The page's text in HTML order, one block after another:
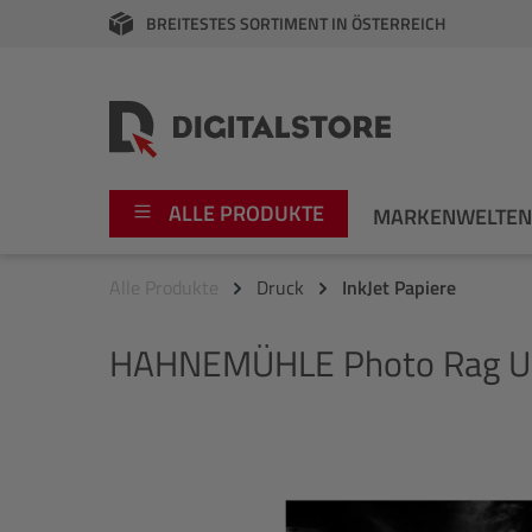
Zur Hauptnavigation springen
BREITESTES SORTIMENT IN ÖSTERREICH
ALLE PRODUKTE MARKENWELTEN
Video
Fujifilm
Alle Produkte Druck InkJet Papiere
HAHNEMÜHLE Photo Rag